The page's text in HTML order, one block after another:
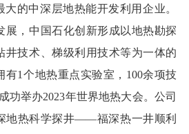
大的中深层地热能开发利用企业。
展，中国石化创新形成以地热勘探
井技术、梯级利用技术等为一体的
有1个地热重点实验室，100余项技
功举办2023年世界地热大会。公司
地热科学探井——福深热一井顺利